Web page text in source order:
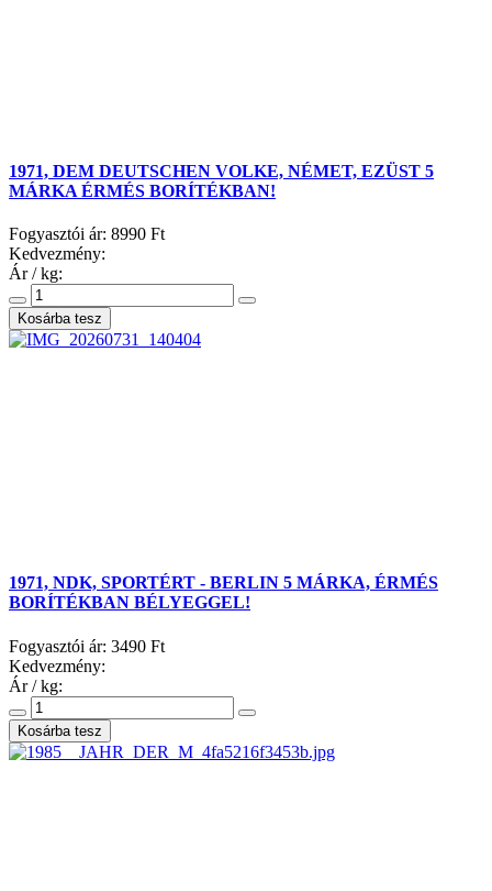
1971, DEM DEUTSCHEN VOLKE, NÉMET, EZÜST 5
MÁRKA ÉRMÉS BORÍTÉKBAN!
Fogyasztói ár: 8990 Ft
Kedvezmény:
Ár / kg:
1971, NDK, SPORTÉRT - BERLIN 5 MÁRKA, ÉRMÉS
BORÍTÉKBAN BÉLYEGGEL!
Fogyasztói ár: 3490 Ft
Kedvezmény:
Ár / kg: